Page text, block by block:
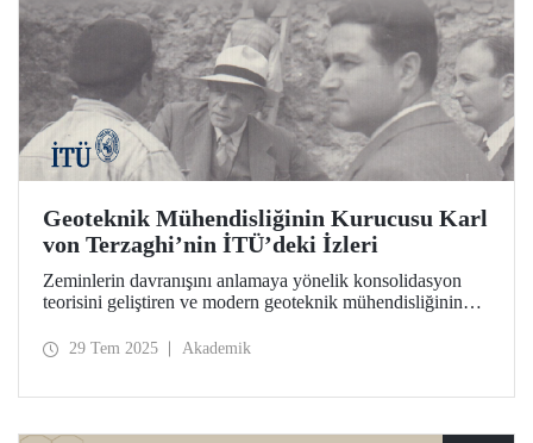
Geoteknik Mühendisliğinin Kurucusu Karl
von Terzaghi’nin İTÜ’deki İzleri
Zeminlerin davranışını anlamaya yönelik konsolidasyon
teorisini geliştiren ve modern geoteknik mühendisliğinin
Terzaghi’nin ders notları, mektupları, fotoğrafları ve deney
29 Tem 2025 Akademik